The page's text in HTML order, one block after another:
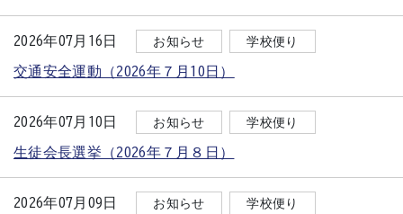
2026年07月16日 お知らせ 学校便り
交通安全運動（2026年７月10日）
2026年07月10日 お知らせ 学校便り
生徒会長選挙（2026年７月８日）
2026年07月09日 お知らせ 学校便り